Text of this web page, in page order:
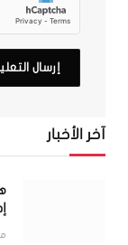
آخر الأخبار